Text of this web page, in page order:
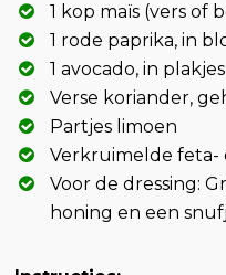
1 kop maïs (vers of
1 rode paprika, in
1 avocado, in
Verse koriander,
Partjes limoen
Verkruimelde feta-
Voor de dressing:
honing en een